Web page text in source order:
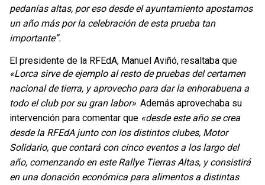
pedanías altas, por eso desde el ayuntamiento apostamos
un año más por la celebración de esta prueba tan
importante”.
El presidente de la RFEdA, Manuel Aviñó, resaltaba que
«Lorca sirve de ejemplo al resto de pruebas del certamen
nacional de tierra, y aprovecho para dar la enhorabuena a
todo el club por su gran labor». Además aprovechaba su
intervención para comentar que «desde este año se crea
desde la RFEdA junto con los distintos clubes, Motor
Solidario, que contará con cinco eventos a los largo del
año, comenzando en este Rallye Tierras Altas, y consistirá
en una donación económica para alimentos a distintas